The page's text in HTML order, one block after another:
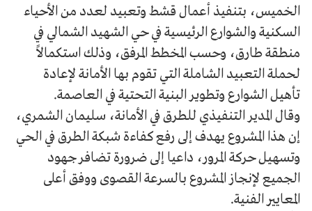
الخميس، بتنفيذ أعمال قشط وتعبيد لعدد من الأحياء
السكنية والشوارع الرئيسية في حي الشهيد الشمالي في
منطقة طارق، وحسب المخطط المرفق، وذلك استكمالاً
لحملة التعبيد الشاملة التي تقوم بها الأمانة لإعادة
تأهيل الشوارع وتطوير البنية التحتية في العاصمة.
وقال المدير التنفيذي للطرق في الأمانة، سليمان الشمري،
إن هذا المشروع يهدف إلى رفع كفاءة شبكة الطرق في الحي
وتسهيل حركة المرور، داعيا إلى ضرورة تضافر جهود
الجميع لإنجاز المشروع بالسرعة القصوى ووفق أعلى
المعايير الفنية.